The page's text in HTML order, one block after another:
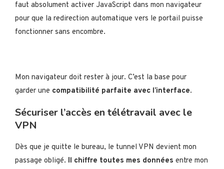
faut absolument activer JavaScript dans mon navigateur
pour que la redirection automatique vers le portail puisse
fonctionner sans encombre.
Mon navigateur doit rester à jour. C’est la base pour
garder une compatibilité parfaite avec l’interface.
Sécuriser l’accès en télétravail avec le
VPN
Dès que je quitte le bureau, le tunnel VPN devient mon
passage obligé. Il chiffre toutes mes données entre mon